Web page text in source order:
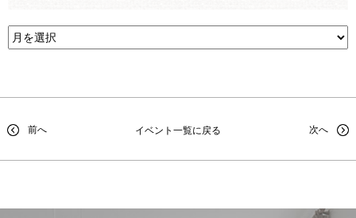
イベント一覧に戻る
前へ 次へ